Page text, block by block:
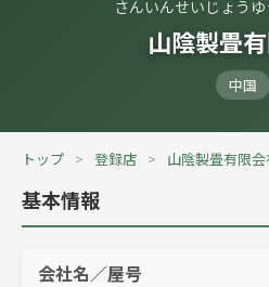
さんいんせいじょう
山陰製畳
中国
トップ 登録店 山陰製畳有限
基本情報
会社名／屋号